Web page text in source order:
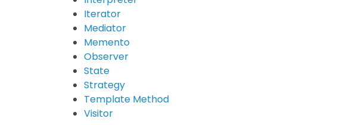
Iterator
Mediator
Memento
Observer
State
Strategy
Template Method
Visitor